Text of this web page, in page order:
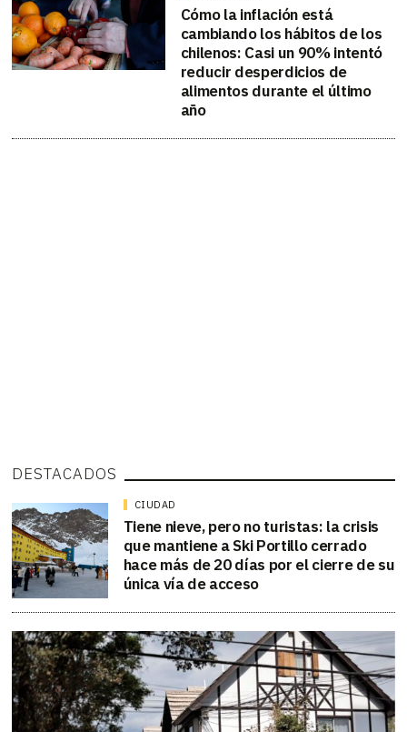
Cómo la inflación está
cambiando los hábitos de los
chilenos: Casi un 90% intentó
reducir desperdicios de
alimentos durante el último
año
DESTACADOS
CIUDAD
Tiene nieve, pero no turistas: la crisis
que mantiene a Ski Portillo cerrado
hace más de 20 días por el cierre de su
única vía de acceso